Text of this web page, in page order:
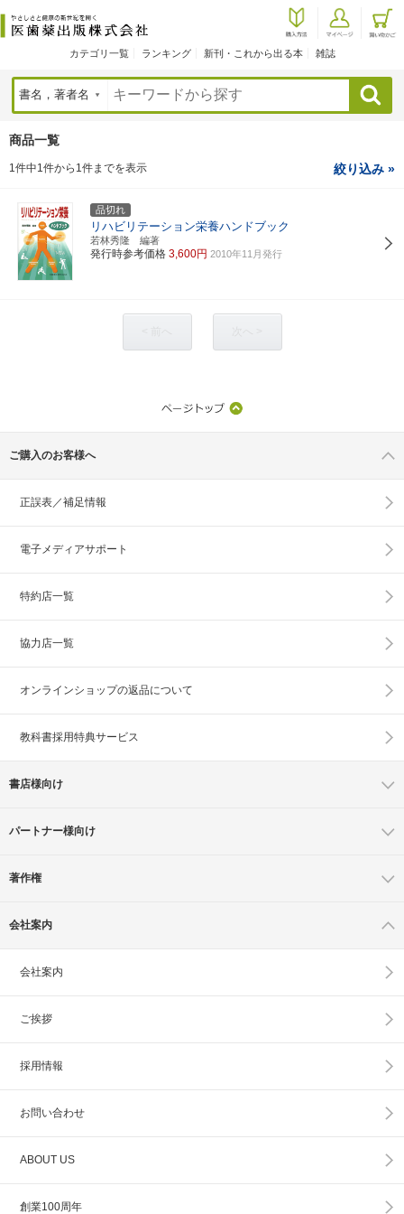
カテゴリ一覧 ランキング 新刊・これから出る本 雑誌
検索
商品一覧
1件中1件から1件までを表示 絞り込み »
品切れ
リハビリテーション栄養ハンドブック
若林秀隆 編著
発行時参考価格 3,600円 2010年11月発行
ご購入のお客様へ
正誤表／補足情報
電子メディアサポート
特約店一覧
協力店一覧
オンラインショップの返品について
教科書採用特典サービス
書店様向け
パートナー様向け
著作権
会社案内
会社案内
ご挨拶
採用情報
お問い合わせ
ABOUT US
創業100周年